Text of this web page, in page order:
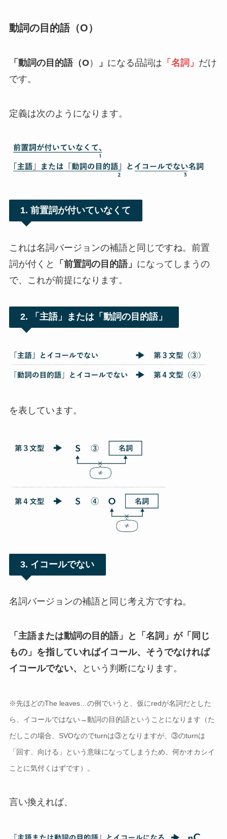
動詞の目的語（O）
「動詞の目的語（O） 」 になる品詞は 「名詞」 だけ
です。
定義は次のようになります。
1. 前置詞が付いていなくて
これは名詞バージョンの補語と同じですね。前置
詞が付くと
「前置詞の目的語」 になってしまうの
で、これが前提になります。
2. 「主語」または「動詞の目的語」
を表しています。
3. イコールでない
名詞バージョンの補語と同じ考え方ですね。
「主語または動詞の目的語」と「名詞」が「同じ
もの」を指していればイコール、そうでなければ
イコールでない、
という判断になります。
※先ほどのThe leaves…の例でいうと、仮にredが名詞だとした
ら、イコールではない→動詞の目的語ということになります（た
だしこの場合、SVOなのでturnは③となりますが、③のturnは
「回す、向ける」という意味になってしまうため、何かオカシイ
ことに気付くはずです）。
言い換えれば、